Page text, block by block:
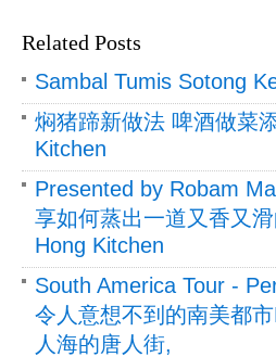
Related Posts
Sambal Tumis Sotong
焖猪蹄新做法 啤酒做菜
Kitchen
Presented by Robam
享如何蒸出一道又香又
Hong Kitchen
South America Tour -
令人意想不到的南美都
人海的唐人街,